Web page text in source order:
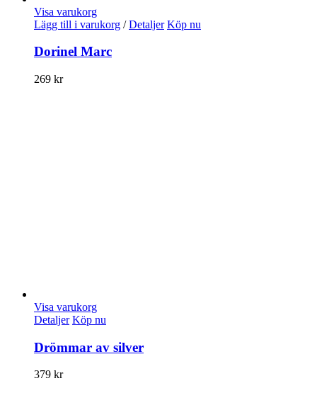
Visa varukorg
Lägg till i varukorg / Detaljer Köp nu
Dorinel Marc
269 kr
Visa varukorg
Detaljer Köp nu
Drömmar av silver
379 kr